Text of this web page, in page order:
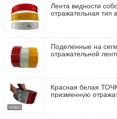
Лента видности
отражательная тип
Поделенные на
отражательной
водостойким для
Красная белая
призменную